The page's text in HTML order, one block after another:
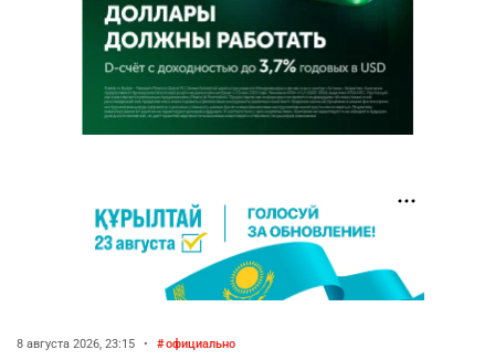
8 августа 2026, 23:15 • официально